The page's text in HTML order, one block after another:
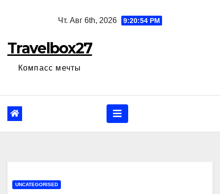
Чт. Авг 6th, 2026 9:20:55 PM
Travelbox27
Компасс мечты
UNCATEGORISED